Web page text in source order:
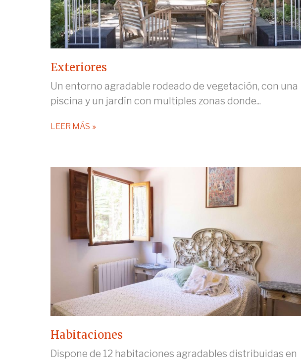
Exteriores
Un entorno agradable rodeado de vegetación, con una
piscina y un jardín con multiples zonas donde...
LEER MÁS
Habitaciones
Dispone de 12 habitaciones agradables distribuidas en